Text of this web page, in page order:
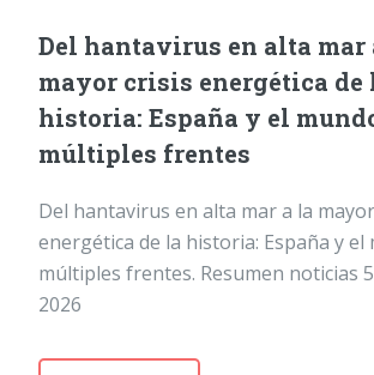
Del hantavirus en alta mar
mayor crisis energética de
historia: España y el
múltiples frentes
Del hantavirus en alta mar a la
energética de la historia: España y el
múltiples frentes. Resumen noticias
2026